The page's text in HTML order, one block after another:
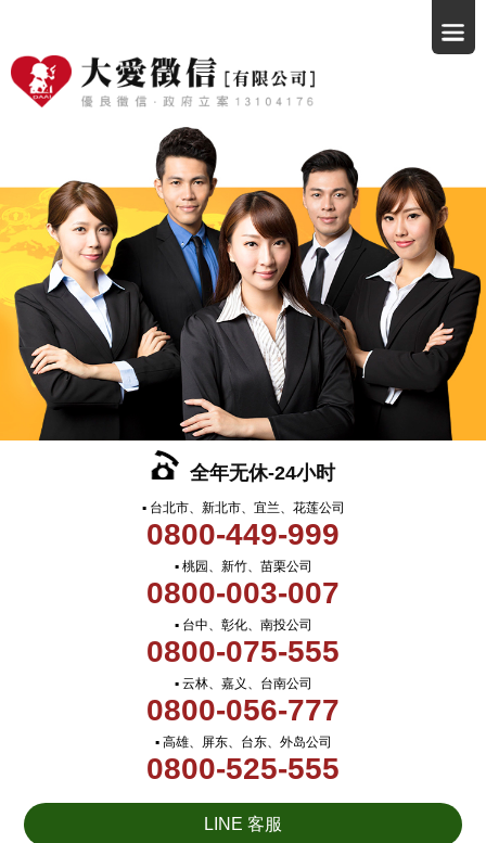
全年无休-24小时
▪ 台北市、新北市、宜兰、花莲公司
0800-449-999
▪ 桃园、新竹、苗栗公司
0800-003-007
▪ 台中、彰化、南投公司
0800-075-555
▪ 云林、嘉义、台南公司
0800-056-777
▪ 高雄、屏东、台东、外岛公司
0800-525-555
LINE 客服